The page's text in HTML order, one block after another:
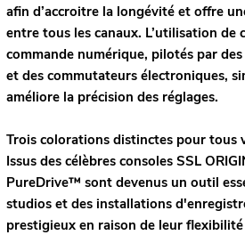
afin d’accroitre la longévité et offre
entre tous les canaux. L’utilisation de
commande numérique, pilotés par
et des commutateurs électroniques,
améliore la précision des réglages.
Trois colorations distinctes pour tous
Issus des célèbres consoles SSL
PureDrive™ sont devenus un outil
studios et des installations
prestigieux en raison de leur